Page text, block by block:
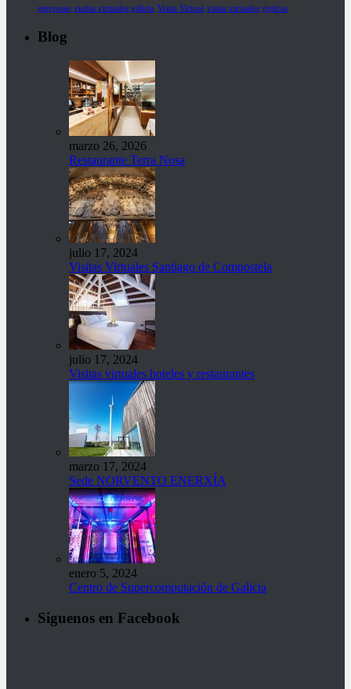
empresas visitas virtuales galicia Visita Virtual vistas virtuales ópticas
Blog
marzo 26, 2026
Restaurante Terra Nosa
julio 17, 2024
Visitas Virtuales Santiago de Compostela
julio 17, 2024
Visitas virtuales hoteles y restaurantes
marzo 17, 2024
Sede NORVENTO ENERXÍA
enero 5, 2024
Centro de Supercomputación de Galicia
Siguenos en Facebook